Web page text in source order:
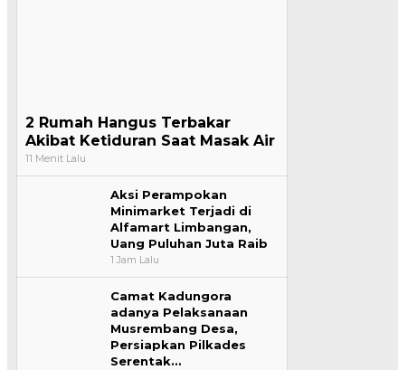
2 Rumah Hangus Terbakar
Akibat Ketiduran Saat Masak Air
11 Menit Lalu
Aksi Perampokan
Minimarket Terjadi di
Alfamart Limbangan,
Uang Puluhan Juta Raib
1 Jam Lalu
Camat Kadungora
adanya Pelaksanaan
Musrembang Desa,
Persiapkan Pilkades
Serentak…